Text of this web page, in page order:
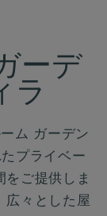
ーデ
ラ
ム ガーデン
プライベー
をご提供しま
広々とした屋